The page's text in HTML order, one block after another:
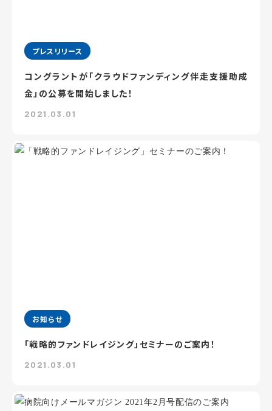
プレスリリース
コングラントが「クラウドファンディング伴走支援助成
金」の公募を開始しました！
2021.03.01
お知らせ
「戦略的ファンドレイジング」セミナーのご案内！
2021.03.01